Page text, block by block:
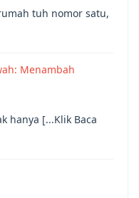
tuh nomor satu,
Menambah
hanya [...Klik Baca